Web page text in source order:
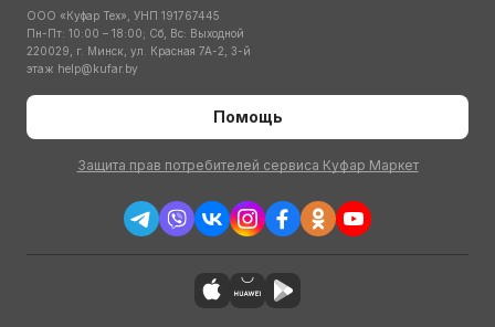
ООО «Куфар Тех», УНП 191767445
Пн-Пт: 10:00 – 18:00; Сб, Вс: Выходной
220029, г. Минск, ул. Красная 7А-2, 3-й
этаж help@kufar.by
Помощь
Защита прав потребителей сервиса Куфар Маркет